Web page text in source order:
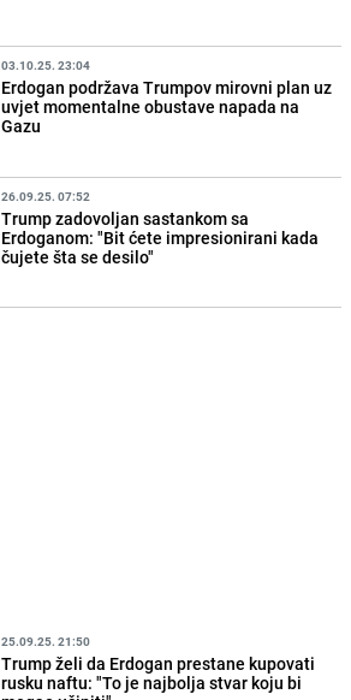
03.10.25. 23:04
Erdogan podržava Trumpov mirovni plan uz
uvjet momentalne obustave napada na
Gazu
26.09.25. 07:52
Trump zadovoljan sastankom sa
Erdoganom: "Bit ćete impresionirani kada
čujete šta se desilo"
25.09.25. 21:50
Trump želi da Erdogan prestane kupovati
rusku naftu: "To je najbolja stvar koju bi